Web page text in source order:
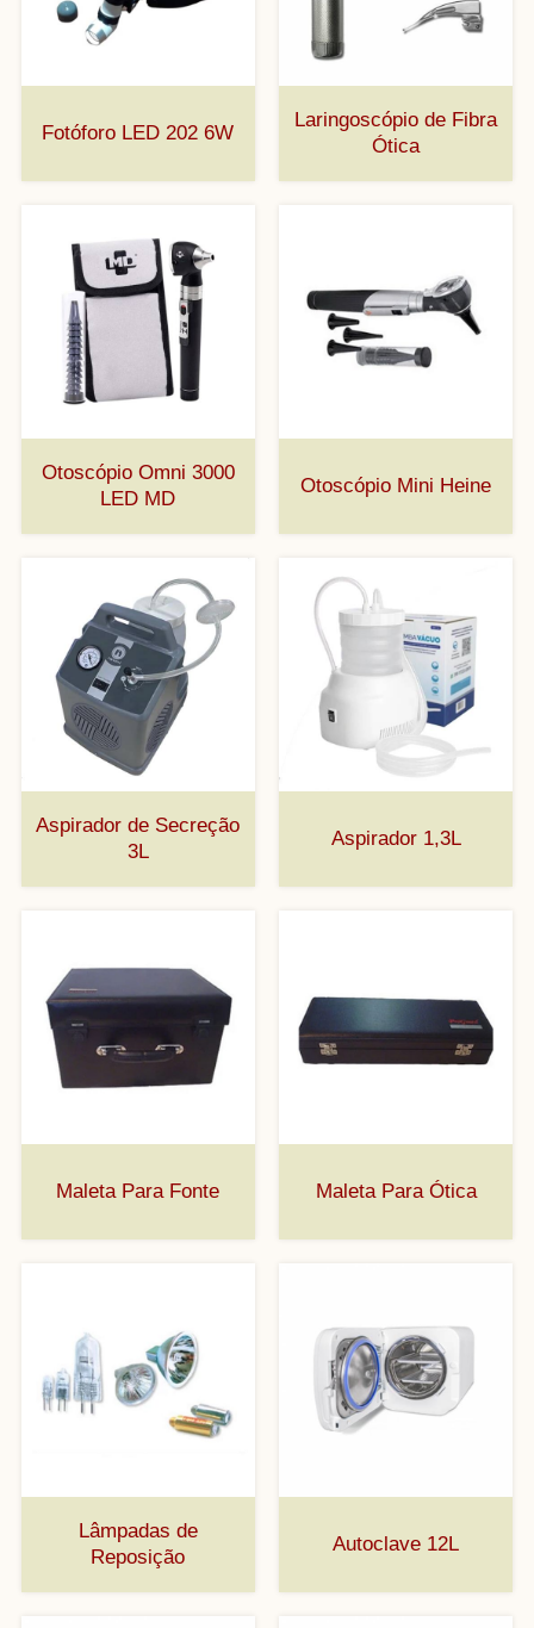
Fotóforo LED 202 6W
Laringoscópio de Fibra
Ótica
Otoscópio Omni 3000
LED MD
Otoscópio Mini Heine
Aspirador de Secreção
3L
Aspirador 1,3L
Maleta Para Fonte Maleta Para Ótica
Lâmpadas de
Reposição
Autoclave 12L